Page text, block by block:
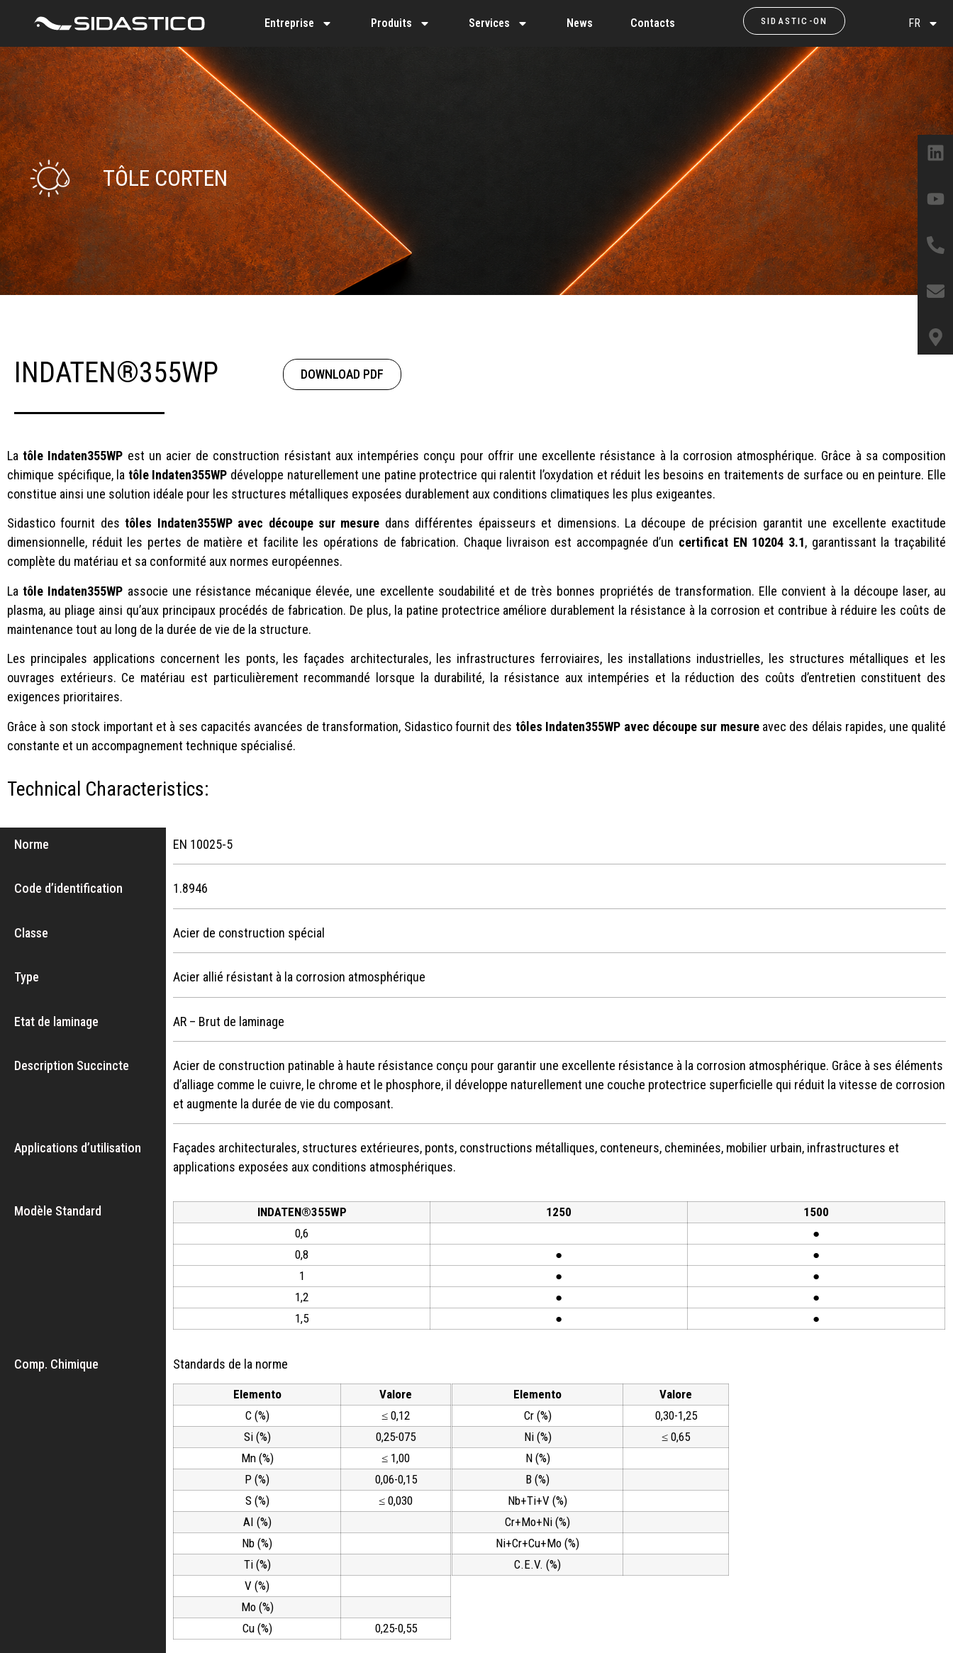
Entreprise Produits Services News Contacts SIDASTIC-ON FR
TÔLE CORTEN
INDATEN®355WP DOWNLOAD PDF
Latôle Indaten355WP est un acier de construction résistant aux intempéries conçu pour offrir une excellente résistance à la corrosion atmosphérique. Grâce à sa composition
chimique spécifique, la tôle Indaten355WP développe naturellement une patine protectrice qui ralentit l’oxydation et réduit les besoins en traitements de surface ou en peinture. Elle
constitue ainsi une solution idéale pour les structures métalliques exposées durablement aux conditions climatiques les plus exigeantes.
Sidastico fournit destôles Indaten355WP avec découpe sur mesure dans différentes épaisseurs et dimensions. La découpe de précision garantit une excellente exactitude
dimensionnelle, réduit les pertes de matière et facilite les opérations de fabrication. Chaque livraison est accompagnée d’un certificat EN 10204 3.1, garantissant la traçabilité
complète du matériau et sa conformité aux normes européennes.
Latôle Indaten355WP associe une résistance mécanique élevée, une excellente soudabilité et de très bonnes propriétés de transformation. Elle convient à la découpe laser, au
plasma, au pliage ainsi qu’aux principaux procédés de fabrication. De plus, la patine protectrice améliore durablement la résistance à la corrosion et contribue à réduire les coûts de
maintenance tout au long de la durée de vie de la structure.
Les principales applications concernent les ponts, les façades architecturales, les infrastructures ferroviaires, les installations industrielles, les structures métalliques et les
ouvrages extérieurs. Ce matériau est particulièrement recommandé lorsque la durabilité, la résistance aux intempéries et la réduction des coûts d’entretien constituent des
exigences prioritaires.
Grâce à son stock important et à ses capacités avancées de transformation, Sidastico fournit des tôles Indaten355WP avec découpe sur mesureavec des délais rapides, une qualité
constante et un accompagnement technique spécialisé.
Technical Characteristics:
Norme EN 10025-5
Code d’identification 1.8946
Classe Acier de construction spécial
Type Acier allié résistant à la corrosion atmosphérique
Etat de laminage AR – Brut de laminage
Description Succincte
Acier de construction patinable à haute résistance conçu pour garantir une excellente résistance à la corrosion atmosphérique. Grâce à ses éléments
d’alliage comme le cuivre, le chrome et le phosphore, il développe naturellement une couche protectrice superficielle qui réduit la vitesse de corrosion
et augmente la durée de vie du composant.
Applications d’utilisation
Façades architecturales, structures extérieures, ponts, constructions métalliques, conteneurs, cheminées, mobilier urbain, infrastructures et
applications exposées aux conditions atmosphériques.
Modèle Standard INDATEN®355WP 1250
1500
0,6
●
0,8
●
●
1
●
●
1,2
●
●
1,5
● ●
Comp. Chimique Standards de la norme
Elemento
Valore
C (%)
≤ 0,12
Si (%)
0,25-075
Mn (%)
≤ 1,00
P (%)
0,06-0,15
S (%)
≤ 0,030
AI (%)
Nb (%)
Ti (%)
V (%)
Mo (%)
Cu (%)
0,25-0,55
Elemento
Valore
Cr (%)
0,30-1,25
Ni (%)
≤ 0,65
N (%)
B (%)
Nb+Ti+V (%)
Cr+Mo+Ni (%)
Ni+Cr+Cu+Mo (%)
C.E.V. (%)